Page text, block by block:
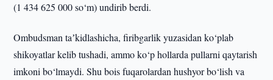
(1 434 625 000 so‘m) undirib berdi.
Ombudsman taʼkidlashicha, firibgarlik yuzasidan ko‘plab
shikoyatlar kelib tushadi, ammo ko‘p hollarda pullarni qaytarish
imkoni bo‘lmaydi. Shu bois fuqarolardan hushyor bo‘lish va